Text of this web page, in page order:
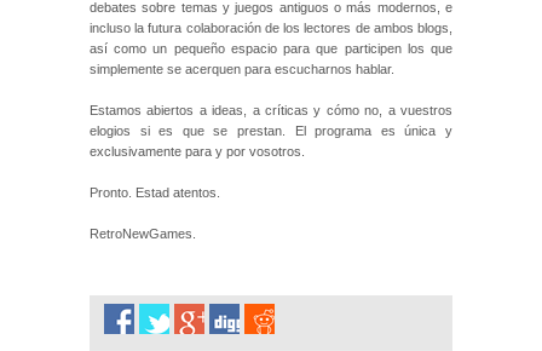
debates sobre temas y juegos antiguos o más modernos, e
incluso la futura colaboración de los lectores de ambos blogs,
así como un pequeño espacio para que participen los que
simplemente se acerquen para escucharnos hablar.
Estamos abiertos a ideas, a críticas y cómo no, a vuestros
elogios si es que se prestan. El programa es única y
exclusivamente para y por vosotros.
Pronto. Estad atentos.
RetroNewGames.